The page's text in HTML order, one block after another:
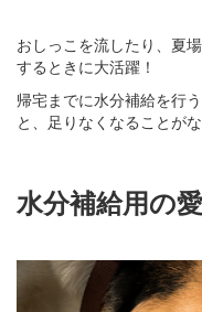
おしっこを流したり、夏
するときに大活躍！
帰宅までに水分補給を行
と、足りなくなることがな
水分補給用の